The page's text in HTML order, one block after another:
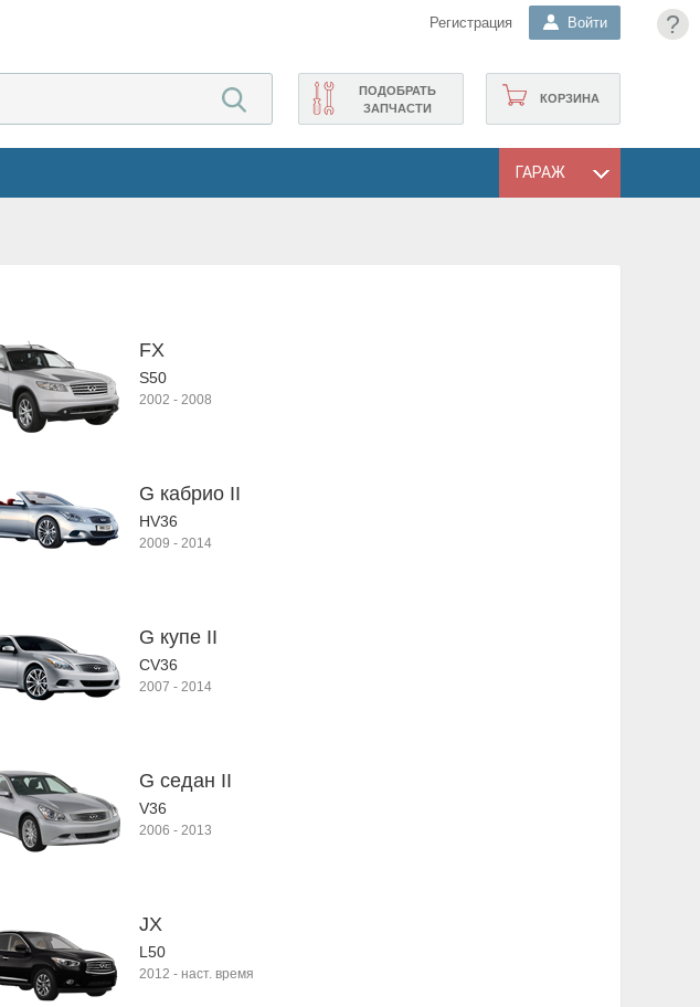
?
Регистрация Войти
КОРЗИНА
ПОДОБРАТЬ
ЗАПЧАСТИ
ГАРАЖ
FX
S50
2002 - 2008
G кабрио II
HV36
2009 - 2014
G купе II
CV36
2007 - 2014
G седан II
V36
2006 - 2013
JX
L50
2012 - наст. время